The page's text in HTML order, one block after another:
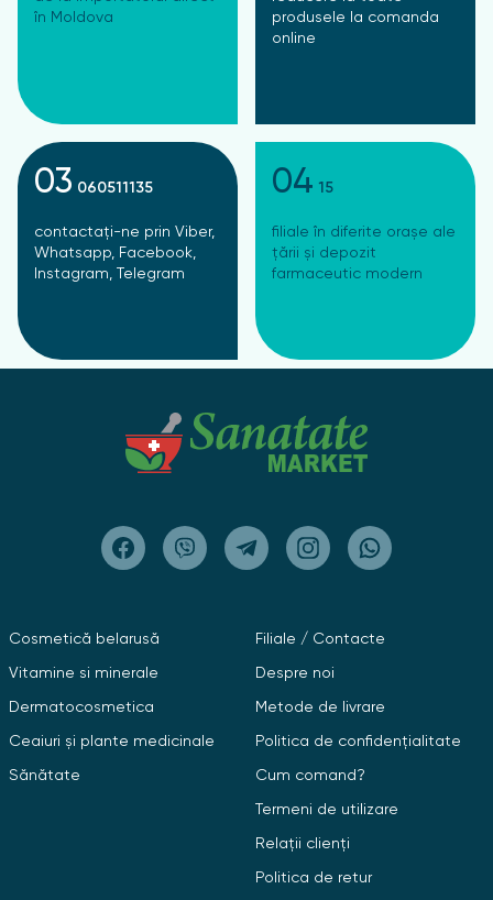
în Moldova
produsele la comanda
online
03 060511135
contactați-ne prin Viber,
Whatsapp, Facebook,
Instagram, Telegram
04 15
filiale în diferite orașe ale
țării și depozit
farmaceutic modern
Cosmetică belarusă
Vitamine si minerale
Dermatocosmetica
Ceaiuri și plante medicinale
Sănătate
Filiale / Contacte
Despre noi
Metode de livrare
Politica de confidențialitate
Cum comand?
Termeni de utilizare
Relații clienți
Politica de retur